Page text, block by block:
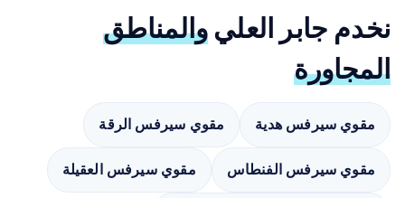
نخدم جابر العلي والمناطق
المجاورة
مقوي سيرفس هدية مقوي سيرفس الرقة
مقوي سيرفس الفنطاس مقوي سيرفس العقيلة